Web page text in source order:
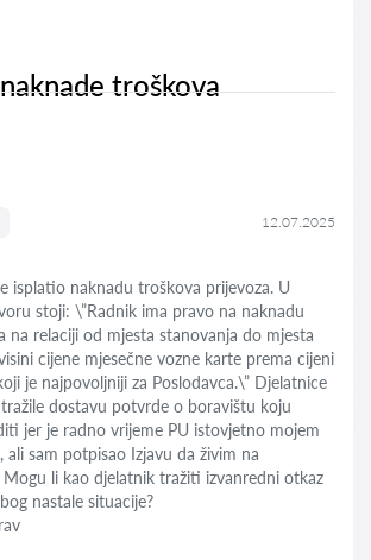
troškova
12.07.2025
isplatio naknadu troškova prijevoza. U
stoji: \”Radnik ima pravo na naknadu
na relaciji od mjesta stanovanja do mjesta
cijene mjesečne vozne karte prema cijeni
je najpovoljniji za Poslodavca.\” Djelatnice
dostavu potvrde o boravištu koju
jer je radno vrijeme PU istovjetno mojem
ali sam potpisao Izjavu da živim na
li kao djelatnik tražiti izvanredni otkaz
nastale situacije?